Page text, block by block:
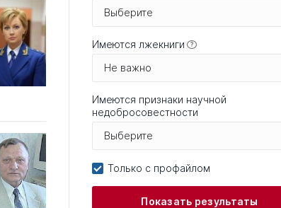
Выберите
Имеются лжекниги ?
Не важно
Имеются признаки научной
недобросовестности
Выберите
Только с профайлом
Показать результаты